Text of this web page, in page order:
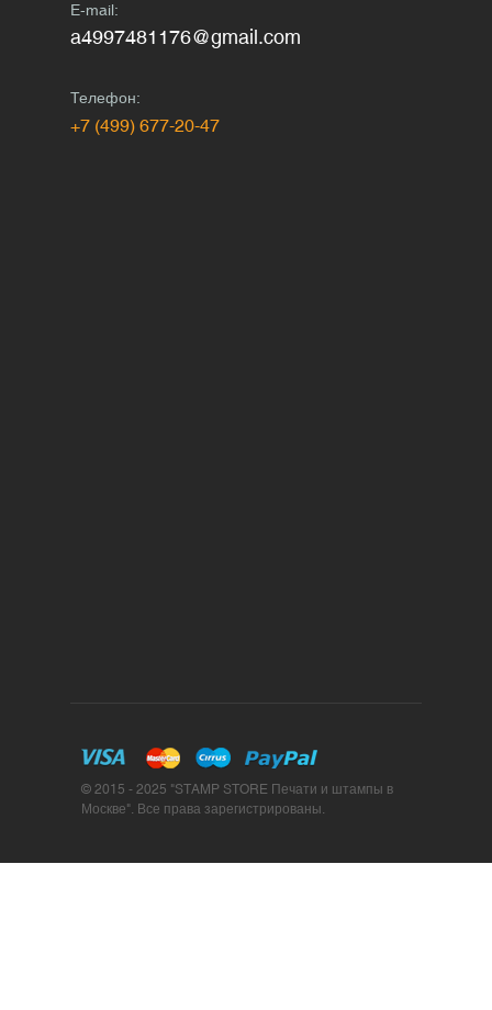
E-mail:
a4997481176@gmail.com
Телефон:
+7 (499) 677-20-47
© 2015 - 2025 "STAMP STORE Печати и штампы в
Москве". Все права зарегистрированы.